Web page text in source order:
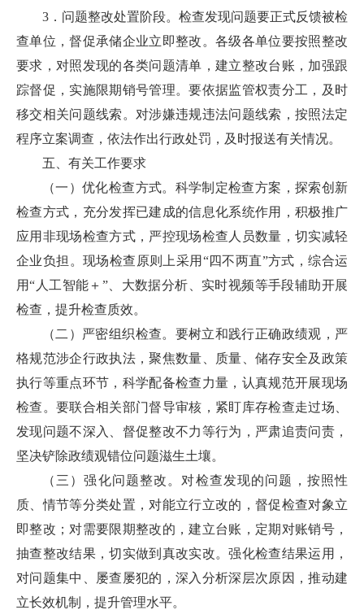
3．问题整改处置阶段。检查发现问题要正式反馈被检
查单位，督促承储企业立即整改。各级各单位要按照整改
要求，对照发现的各类问题清单，建立整改台账，加强跟
踪督促，实施限期销号管理。要依据监管权责分工，及时
移交相关问题线索。对涉嫌违规违法问题线索，按照法定
程序立案调查，依法作出行政处罚，及时报送有关情况。
五、有关工作要求
（一）优化检查方式。科学制定检查方案，探索创新
检查方式，充分发挥已建成的信息化系统作用，积极推广
应用非现场检查方式，严控现场检查人员数量，切实减轻
企业负担。现场检查原则上采用“四不两直”方式，综合运
用“人工智能＋”、大数据分析、实时视频等手段辅助开展
检查，提升检查质效。
（二）严密组织检查。要树立和践行正确政绩观，严
格规范涉企行政执法，聚焦数量、质量、储存安全及政策
执行等重点环节，科学配备检查力量，认真规范开展现场
检查。要联合相关部门督导审核，紧盯库存检查走过场、
发现问题不深入、督促整改不力等行为，严肃追责问责，
坚决铲除政绩观错位问题滋生土壤。
（三）强化问题整改。对检查发现的问题，按照性
质、情节等分类处置，对能立行立改的，督促检查对象立
即整改；对需要限期整改的，建立台账，定期对账销号，
抽查整改结果，切实做到真改实改。强化检查结果运用，
对问题集中、屡查屡犯的，深入分析深层次原因，推动建
立长效机制，提升管理水平。